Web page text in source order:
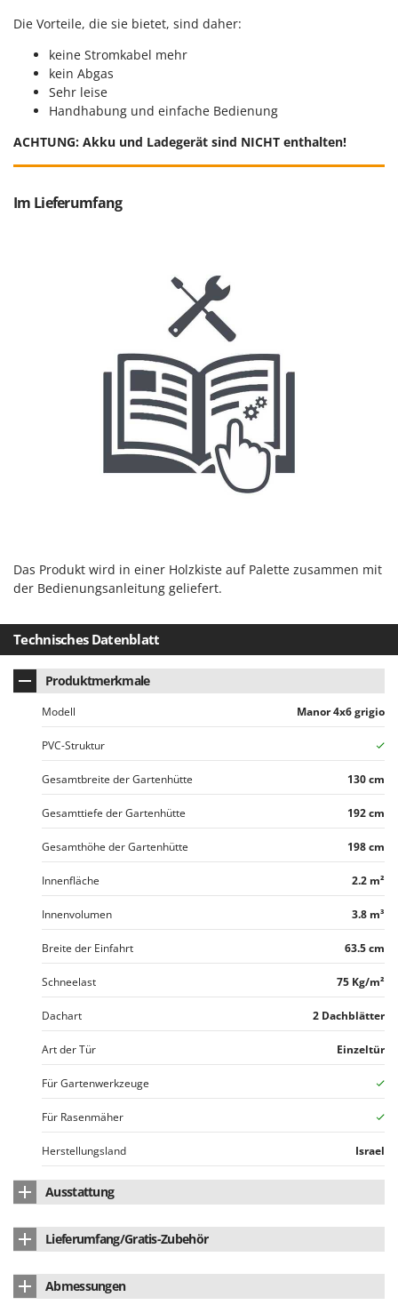
Mockmill
MOSA
MOVA
MTD
N
New O.M.R.A.
Officine Savioli
Ooni
Oriental Koshin
Outdoorchef
P
Palazzetti
Palumbo Pavi
Partisani
Paterlini
Philips
Pramac
R.G.V.
Rato
Reber
Redback
Resto Italia
Ribimex
Ripartrak
Ritter
River Systems
Robomow
Rossofuoco
Rover Pompe
Royal Food
Ryobi
S
S.T.P.
Die Vorteile, die sie bietet, sind daher:
keine Stromkabel mehr
kein Abgas
Sehr leise
Handhabung und einfache Bedienung
ACHTUNG: Akku und Ladegerät sind NICHT enthalten!
Im Lieferumfang
Das Produkt wird in einer Holzkiste auf Palette zusammen mit
der Bedienungsanleitung geliefert.
Technisches Datenblatt
Produktmerkmale
Modell Manor 4x6 grigio
PVC-Struktur
Gesamtbreite der Gartenhütte 130 cm
Gesamttiefe der Gartenhütte 192 cm
Gesamthöhe der Gartenhütte 198 cm
Innenfläche 2.2 m²
Innenvolumen 3.8 m³
Breite der Einfahrt 63.5 cm
Schneelast 75 Kg/m²
Dachart 2 Dachblätter
Art der Tür Einzeltür
Für Gartenwerkzeuge
Für Rasenmäher
Herstellungsland Israel
Ausstattung
Mit Fußboden
Anzahl der Fenster
Lieferumfang/Gratis-Zubehör
Abmessungen